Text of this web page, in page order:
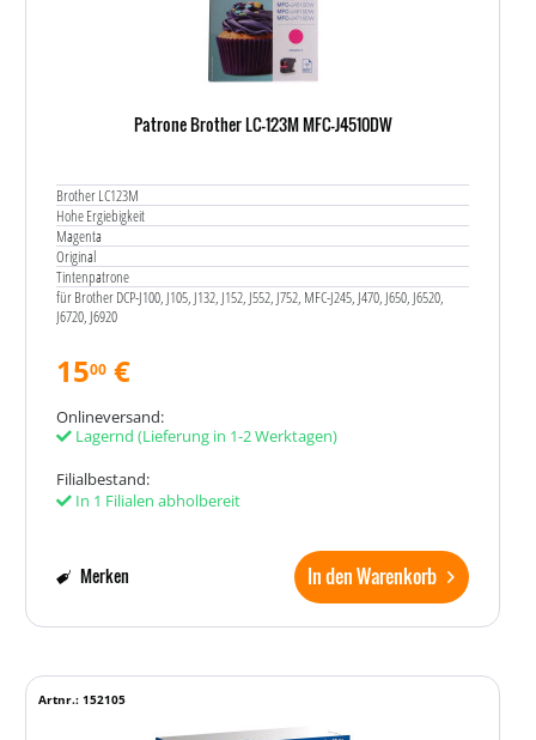
Patrone Brother LC-123M MFC-J4510DW
Brother LC123M
Hohe Ergiebigkeit
Magenta
Original
Tintenpatrone
für Brother DCP-J100, J105, J132, J152, J552, J752, MFC-J245, J470, J650, J6520,
J6720, J6920
1500 €
Onlineversand:
Lagernd (Lieferung in 1-2 Werktagen)
Filialbestand:
In 1 Filialen abholbereit
In den Warenkorb
Merken
Artnr.: 152105